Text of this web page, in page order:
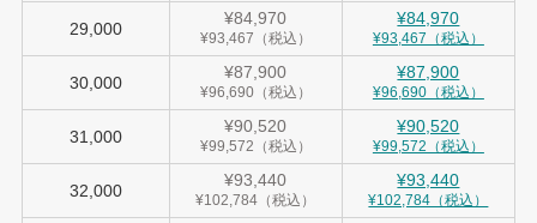
29,000
¥84,970
¥93,467（税込）
¥84,970
¥93,467（税込）
30,000
¥87,900
¥96,690（税込）
¥87,900
¥96,690（税込）
31,000
¥90,520
¥99,572（税込）
¥90,520
¥99,572（税込）
32,000
¥93,440
¥102,784（税込）
¥93,440
¥102,784（税込）